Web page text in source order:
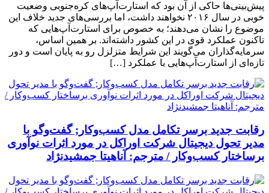
پیش‌بینی‌ها حاکی از آن بود که استارت‌آپ‌های کره‌جنوبی وضعیت
خوبی در سال ۲۰۱۶ نخواهند داشت، اما بررسی‌های جدید خلاف این
موضوع را نشان می‌دهند؛ به خصوص برای استارت‌آپ‌هایی که
تاکنون عملکرد قوی در این کشور داشته‌اند. بر همین اساس،
سرمایه‌گذاران می‌گویند این شرایط متزلزل رو به پایان است و دور
تازه‌ای از استارت‌آپ‌هایی با عملکرد […]
رقابت جدید برسر تکامل مدل کسب‌و‌کار; گفت‌وگو با
مدیر تحول دیجیتال شرکت اوراکل در مورد اثرات نوآوری
برساختار کسب‌وکار / مترجم: آناهیتا جمشیدنژاد